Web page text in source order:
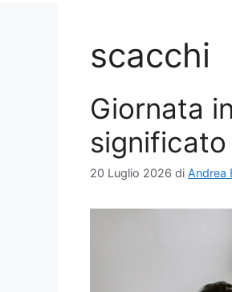
scacchi
Giornata
20 Luglio 2026 di Andrea